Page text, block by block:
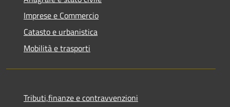
Imprese e Commercio
Catasto e urbanistica
Mobilità e trasporti
Tributi,finanze e contravvenzioni